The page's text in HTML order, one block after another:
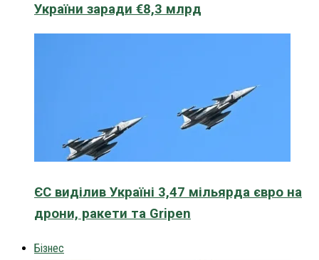
України заради €8,3 млрд
ЄС виділив Україні 3,47 мільярда євро на
дрони, ракети та Gripen
Бізнес